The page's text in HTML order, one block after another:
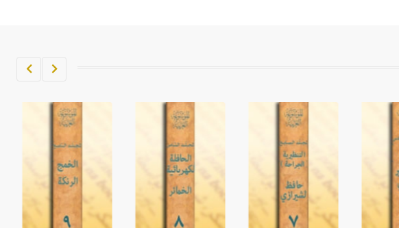
/22/ علامة كتابية sign تكتب منفصلة
غير متصلة، وتعتمد المبدأ الأكوروفوني،
حيث تقتصر القيمة الصوتية للعلامة الك